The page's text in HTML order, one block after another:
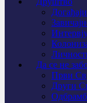
Догађаји
Да се не
Први
Други